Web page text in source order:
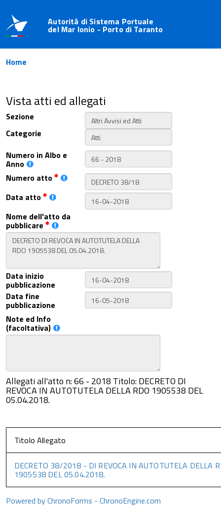
Autorità di Sistema Portuale
del Mar Ionio - Porto di Taranto
Home
Vista atti ed allegati
Sezione
Categorie
Numero in Albo e
Anno
Numero atto
Data atto
Nome dell'atto da
pubblicare
Data inizio
pubblicazione
Data fine
pubblicazione
Note ed Info
(facoltativa)
Allegati all'atto n: 66 - 2018 Titolo: DECRETO DI
REVOCA IN AUTOTUTELA DELLA RDO 1905538 DEL
05.04.2018.
Titolo Allegato
DECRETO 38/2018 - DI REVOCA IN AUTOTUTELA DELLA
1905538 DEL 05.04.2018.
Powered by ChronoForms - ChronoEngine.com